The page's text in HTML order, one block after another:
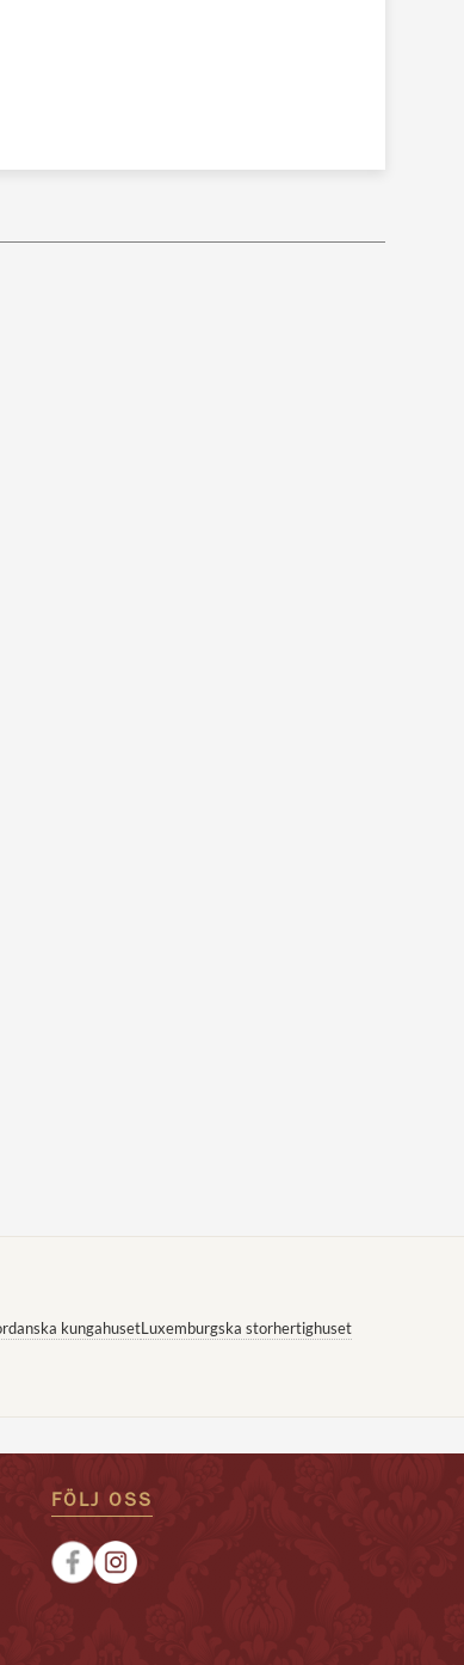
kungahusetLuxemburgska storhertighuset
FÖLJ OSS